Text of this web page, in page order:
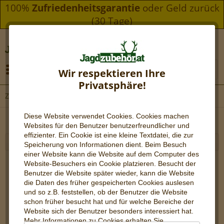
100% Zufriedenheitsgarantie oder Geld zurück
(30 Tage)
Wir respektieren Ihre
Privatsphäre!
Diese Website verwendet Cookies. Cookies machen
Websites für den Benutzer benutzerfreundlicher und
effizienter. Ein Cookie ist eine kleine Textdatei, die zur
Speicherung von Informationen dient. Beim Besuch
einer Website kann die Website auf dem Computer des
Website-Besuchers ein Cookie platzieren. Besucht der
Benutzer die Website später wieder, kann die Website
die Daten des früher gespeicherten Cookies auslesen
und so z.B. feststellen, ob der Benutzer die Website
schon früher besucht hat und für welche Bereiche der
Website sich der Benutzer besonders interessiert hat.
Mehr Informationen zu Cookies erhalten Sie
Zubehör